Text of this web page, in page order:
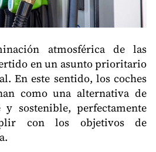
atmosférica de las
en un asunto prioritario
En este sentido, los coches
como una alternativa de
sostenible, perfectamente
con los objetivos de